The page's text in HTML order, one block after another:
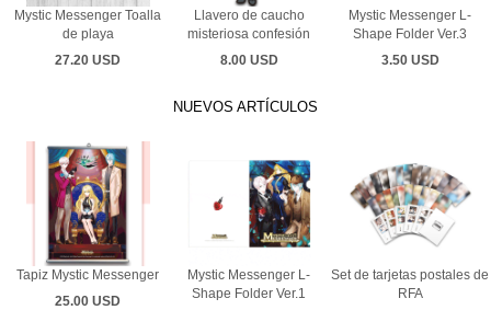
Mystic Messenger Toalla
de playa
27.20 USD
Llavero de caucho
misteriosa confesión
8.00 USD
Mystic Messenger L-
Shape Folder Ver.3
3.50 USD
NUEVOS ARTÍCULOS
Tapiz Mystic Messenger
25.00 USD
Mystic Messenger L-
Shape Folder Ver.1
Set de tarjetas postales de
RFA